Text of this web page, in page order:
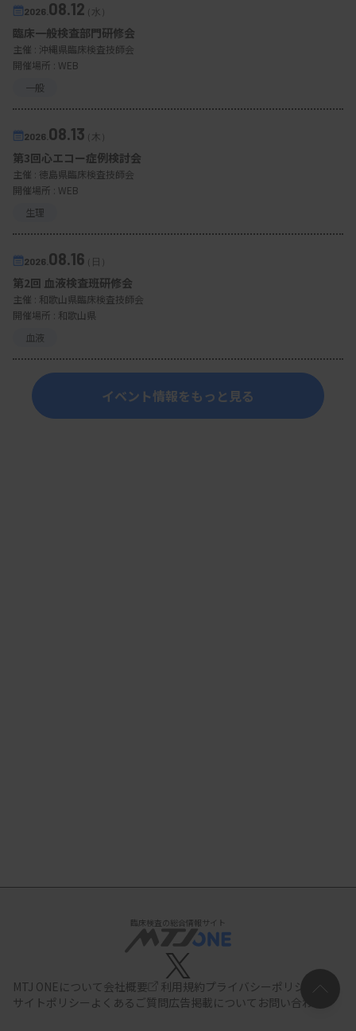
2026. 08.12（水）
臨床一般検査部門研修会
主催 : 沖縄県臨床検査技師会
開催場所 : WEB
一般
2026. 08.13（木）
第3回心エコー症例検討会
主催 : 徳島県臨床検査技師会
開催場所 : WEB
生理
2026. 08.16（日）
第2回 血液検査班研修会
主催 : 和歌山県臨床検査技師会
開催場所 : 和歌山県
血液
イベント情報をもっと見る
臨床検査の総合情報サイト
MTJ ONEについて会社概要 利用規約プライバシーポリシー
サイトポリシー よくあるご質問広告掲載について お問い合わせ